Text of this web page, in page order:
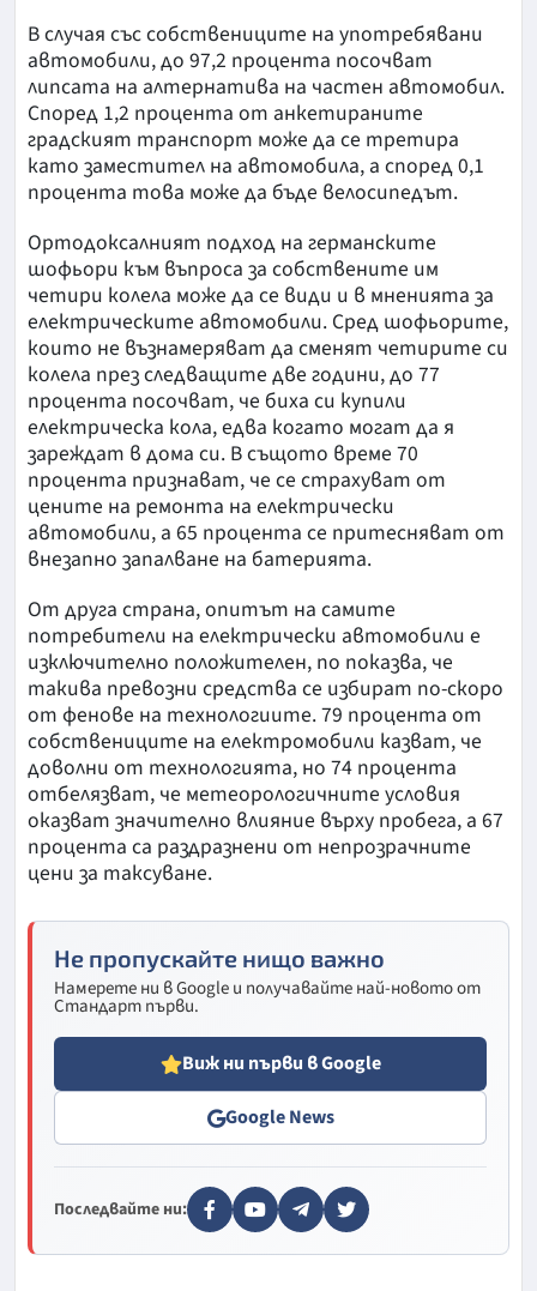
В случая със собствениците на употребявани
автомобили, до 97,2 процента посочват
липсата на алтернатива на частен автомобил.
Според 1,2 процента от анкетираните
градският транспорт може да се третира
като заместител на автомобила, а според 0,1
процента това може да бъде велосипедът.
Ортодоксалният подход на германските
шофьори към въпроса за собствените им
четири колела може да се види и в мненията за
електрическите автомобили. Сред шофьорите,
които не възнамеряват да сменят четирите си
колела през следващите две години, до 77
процента посочват, че биха си купили
електрическа кола, едва когато могат да я
зареждат в дома си. В същото време 70
процента признават, че се страхуват от
цените на ремонта на електрически
автомобили, а 65 процента се притесняват от
внезапно запалване на батерията.
От друга страна, опитът на самите
потребители на електрически автомобили е
изключително положителен, по показва, че
такива превозни средства се избират по-скоро
от фенове на технологиите. 79 процента от
собствениците на електромобили казват, че
доволни от технологията, но 74 процента
отбелязват, че метеорологичните условия
оказват значително влияние върху пробега, а 67
процента са раздразнени от непрозрачните
цени за таксуване.
Не пропускайте нищо важно
Намерете ни в Google и получавайте най-новото от
Стандарт първи.
Виж ни първи в Google
Google News
Последвайте ни: